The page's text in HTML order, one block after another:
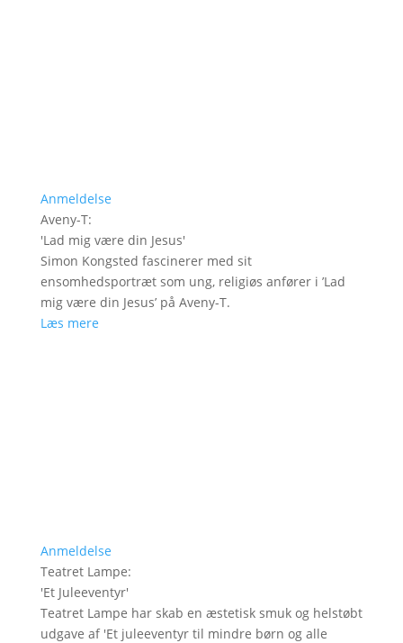
Anmeldelse
Aveny-T:
'Lad mig være din Jesus'
Simon Kongsted fascinerer med sit
ensomhedsportræt som ung, religiøs anfører i ’Lad
mig være din Jesus’ på Aveny-T.
Læs mere
Anmeldelse
Teatret Lampe:
'Et Juleeventyr'
Teatret Lampe har skab en æstetisk smuk og helstøbt
udgave af 'Et juleeventyr til mindre børn og alle